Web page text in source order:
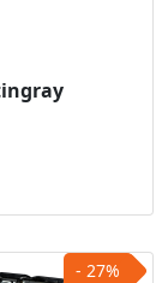
- 27%